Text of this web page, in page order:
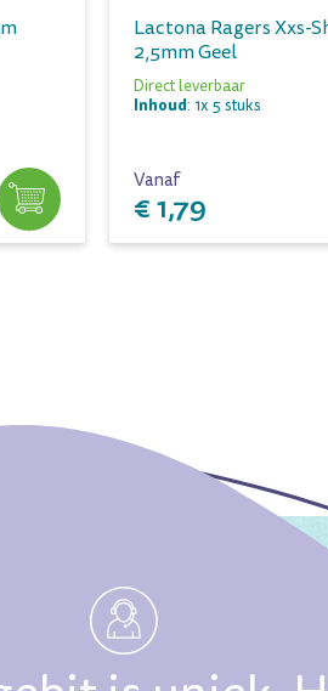
Lactona Ragers Xxs-
2,5mm Geel
Direct leverbaar
Inhoud: 1x 5 stuks
Vanaf
€ 1,79